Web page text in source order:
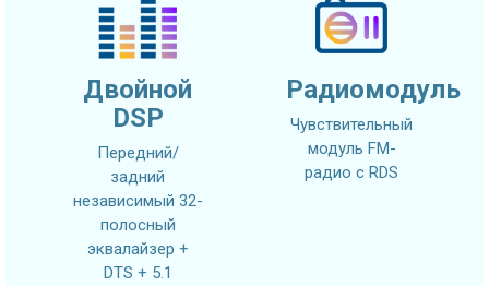
Двойной
DSP
Передний/
задний
независимый 32-
полосный
эквалайзер +
DTS + 5.1
Радиомодуль
Чувствительный
модуль FM-
радио с RDS